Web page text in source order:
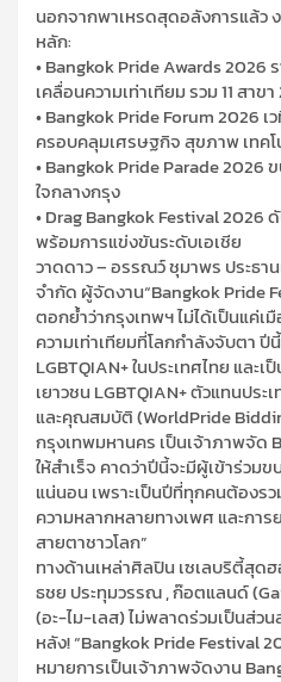
นอกจากพาเหรดสุดอลังการแล้ว
หลัก:
• Bangkok Pride Awards 2026
เคลื่อนความเท่าเทียม รวม 11 สาขา
• Bangkok Pride Forum 2026 เ
ครอบคลุมเศรษฐกิจ สุขภาพ เทค
• Bangkok Pride Parade 2026
ใจกลางกรุง
• Drag Bangkok Festival 2026
พร้อมการแข่งขันระดับเอเชีย
วาดดาว – อรรณว์ ชุมาพร ประธ
จำกัด ผู้จัดงาน“Bangkok Pride
ตอกย้ำว่ากรุงเทพฯ ไม่ได้เป็นแค่เ
ความเท่าเทียมที่โลกกำลังจับตา
LGBTQIAN+ ในประเทศไทย และ
เยาวชน LGBTQIAN+ ตัวแทนปร
และคุณสมบัติ (WorldPride
กรุงเทพมหานคร เป็นเจ้าภาพจัด
ให้สำเร็จ คาดว่าปีนี้จะมีผู้เข้าร่วม
แน่นอน เพราะเป็นปีที่ทุกคนต้อง
ความหลากหลายทางเพศ และกา
สายตาชาวโลก”
ทางด้านเหล่าศิลปิน เซเลบริตี้สุดฮ
ธชย ประทุมวรรณ , ก๊อตแลนด์
(อะ-ไม-เลส) ไม่พลาดร่วมเป็นส่ว
หลัง! “Bangkok Pride Festival
หมายการเป็นเจ้าภาพจัดงาน